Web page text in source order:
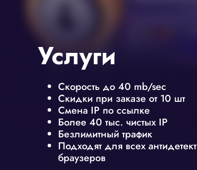
Услуги
Скорость до 40 mb/sec
Скидки при заказе от 10 шт
Смена IP по ссылке
Более 40 тыс. чистых IP
Безлимитный трафик
Подходят для всех антидетект
браузеров